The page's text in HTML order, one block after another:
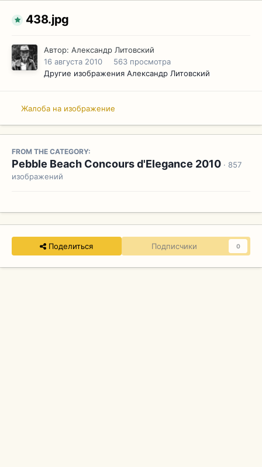
438.jpg
Автор: Александр Литовский
16 августа 2010
563 просмотра
Другие изображения Александр Литовский
Жалоба на изображение
FROM THE CATEGORY:
Pebble Beach Concours d'Elegance 2010 · 857
изображений
Поделиться Подписчики 0